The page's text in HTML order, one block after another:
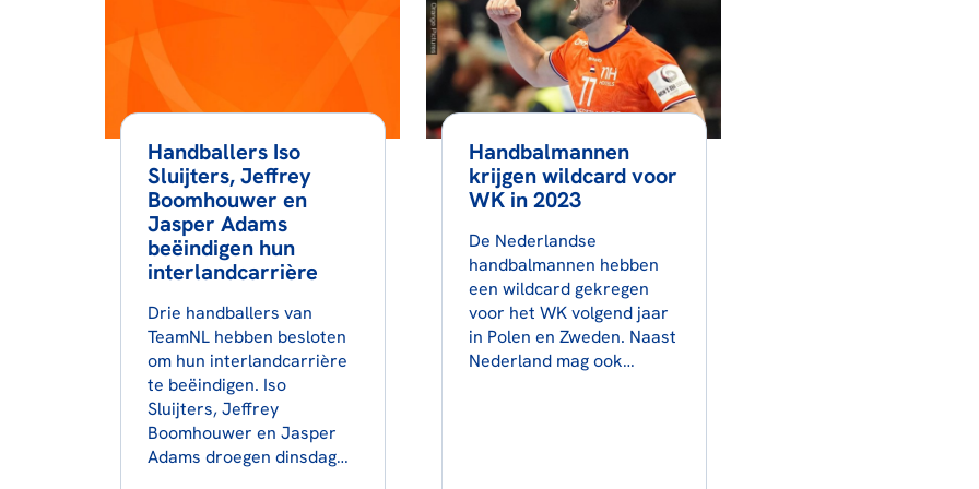
Handballers Iso
Sluijters, Jeffrey
Boomhouwer en
Jasper Adams
beëindigen hun
interlandcarrière
Drie handballers van
TeamNL hebben besloten
om hun interlandcarrière
te beëindigen. Iso
Sluijters, Jeffrey
Boomhouwer en Jasper
Adams droegen dinsdag…
Handbalmannen
krijgen wildcard voor
WK in 2023
De Nederlandse
handbalmannen hebben
een wildcard gekregen
voor het WK volgend jaar
in Polen en Zweden. Naast
Nederland mag ook…